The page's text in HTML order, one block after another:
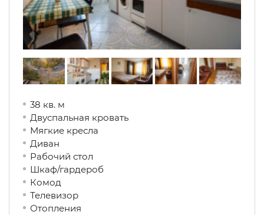
38 кв. м
Двуспальная кровать
Мягкие кресла
Диван
Рабочий стол
Шкаф/гардероб
Комод
Телевизор
Отопления